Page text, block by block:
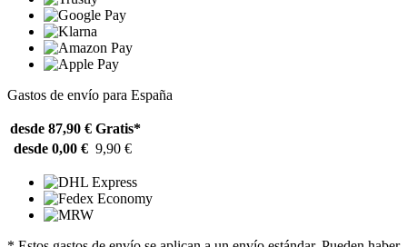
Gastos de envío para España
desde 87,90 € Gratis*
desde 0,00 € 9,90 €